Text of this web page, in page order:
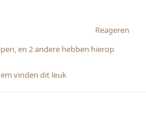
Reageren
, en 2andere hebben hierop
vinden dit leuk